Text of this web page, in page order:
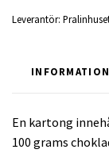
Leverantör:
INFORMATION
En kartong
100 grams